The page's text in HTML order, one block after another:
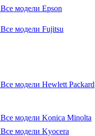
Все модели Epson
Все модели Fujitsu
Все модели Hewlett Packard
Все модели Konica Minolta
Все модели Kyocera